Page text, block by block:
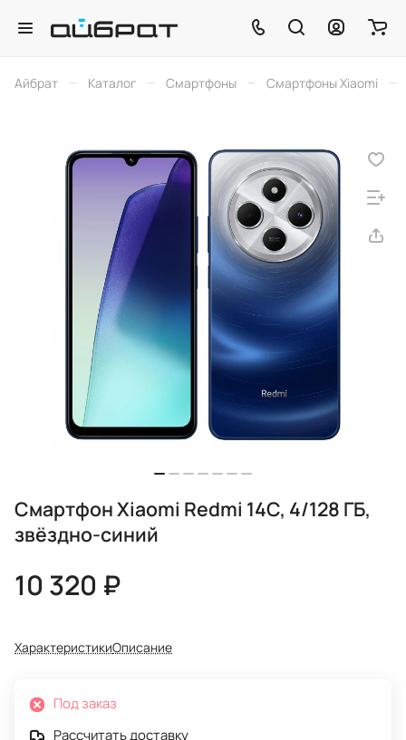
Айбрат – Каталог – Смартфоны – Смартфоны Xiaomi –
Смартфон Xiaomi Redmi 14C, 4/128 ГБ,
звёздно-синий
10 320 ₽
ХарактеристикиОписание
Под заказ
Рассчитать доставку